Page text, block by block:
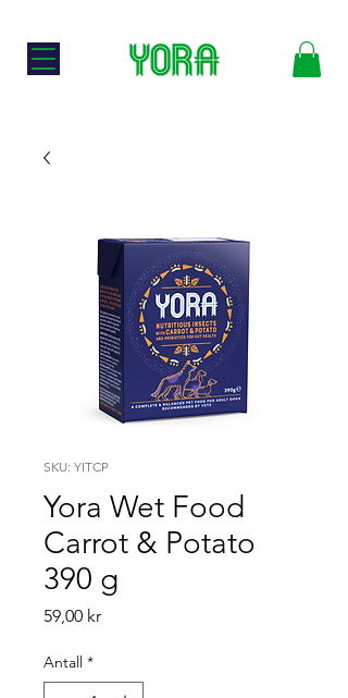
SKU: YITCP
Yora Wet Food
Carrot & Potato
390 g
59,00 krPris
Antall *